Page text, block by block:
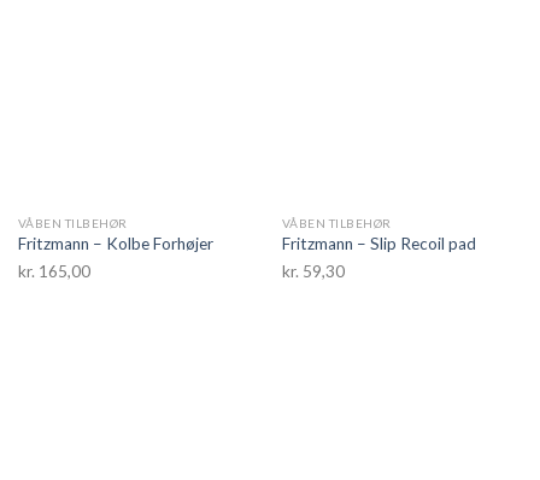
VÅBEN TILBEHØR
Fritzmann – Kolbe Forhøjer
kr. 165,00
VÅBEN TILBEHØR
Fritzmann – Slip Recoil pad
kr. 59,30